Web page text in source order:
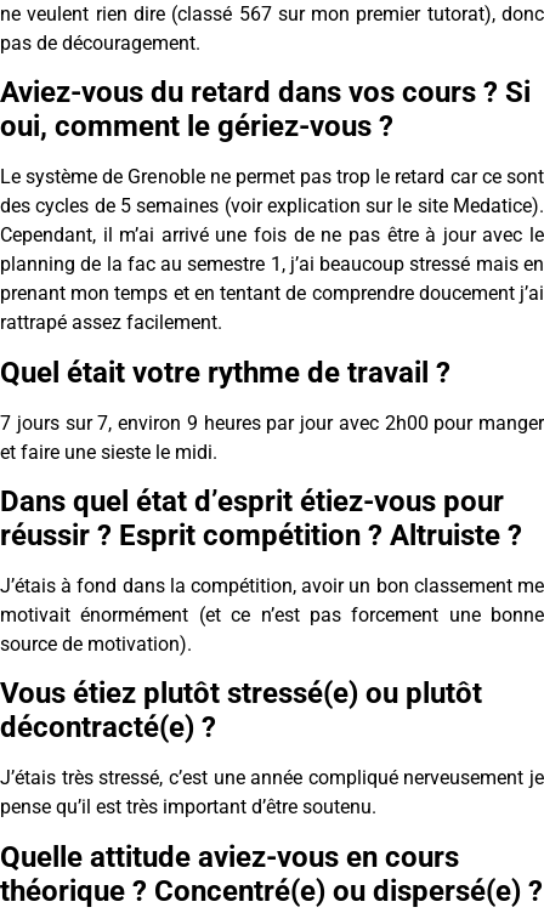
ne veulent rien dire (classé 567 sur mon premier tutorat), donc
pas de découragement.
Aviez-vous du retard dans vos cours ? Si
oui, comment le gériez-vous ?
Le système de Grenoble ne permet pas trop le retard car ce sont
des cycles de 5 semaines (voir explication sur le site Medatice).
Cependant, il m’ai arrivé une fois de ne pas être à jour avec le
planning de la fac au semestre 1, j’ai beaucoup stressé mais en
prenant mon temps et en tentant de comprendre doucement j’ai
rattrapé assez facilement.
Quel était votre rythme de travail ?
7 jours sur 7, environ 9 heures par jour avec 2h00 pour manger
et faire une sieste le midi.
Dans quel état d’esprit étiez-vous pour
réussir ? Esprit compétition ? Altruiste ?
J’étais à fond dans la compétition, avoir un bon classement me
motivait énormément (et ce n’est pas forcement une bonne
source de motivation).
Vous étiez plutôt stressé(e) ou plutôt
décontracté(e) ?
J’étais très stressé, c’est une année compliqué nerveusement je
pense qu’il est très important d’être soutenu.
Quelle attitude aviez-vous en cours
théorique ? Concentré(e) ou dispersé(e) ?